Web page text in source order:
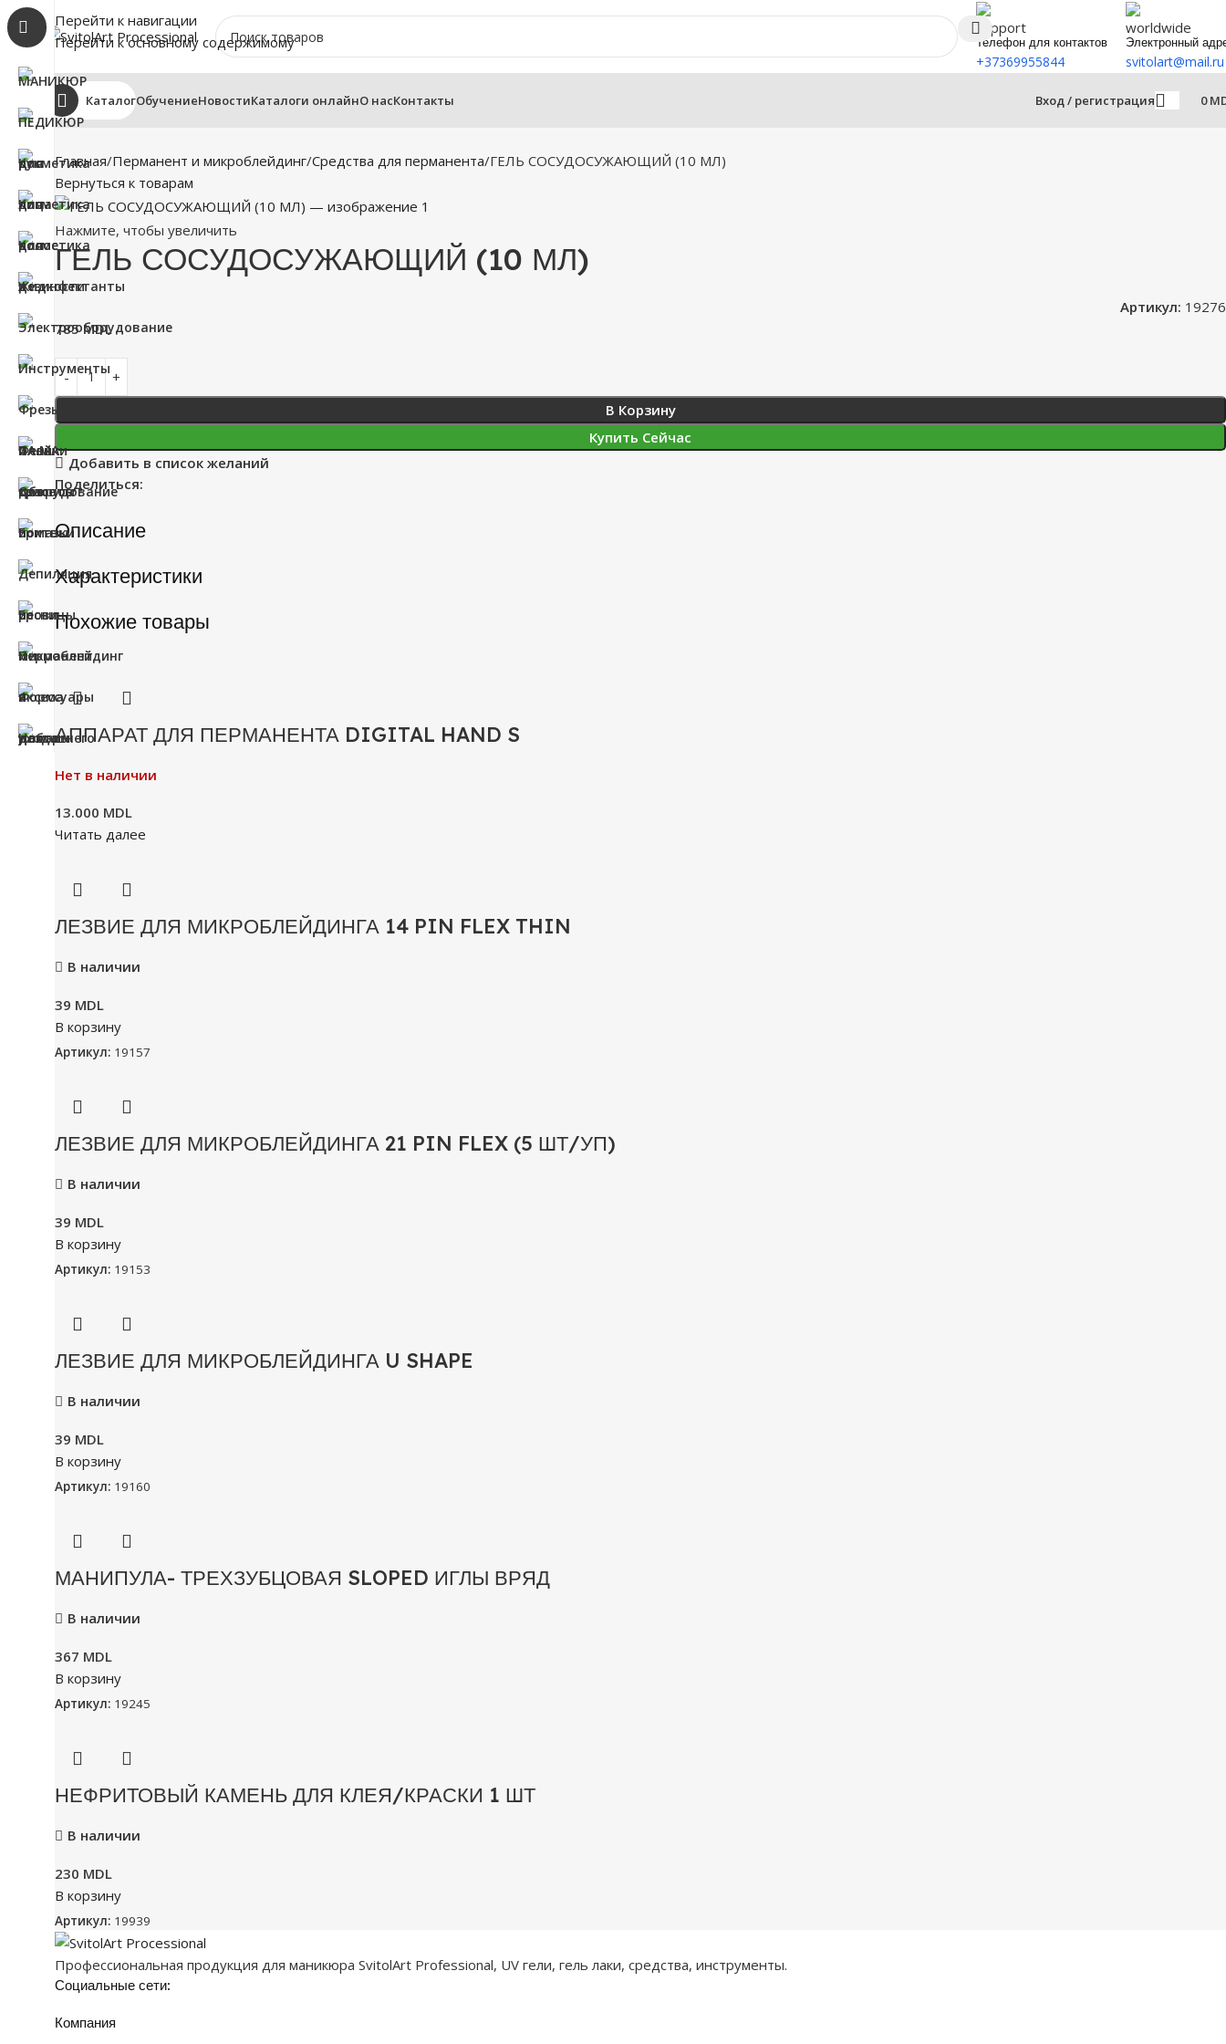
Перейти к навигации
Перейти к основному содержимому
Телефон для контактов
+37369955844
Электронный
svitolart@mail.ru
КаталогОбучениеНовостиКаталоги онлайнО насКонтакты Вход / регистрация 0
Главная Перманент и микроблейдинг Средства для перманента ГЕЛЬ СОСУДОСУЖАЮЩИЙ (10 МЛ)
Вернуться к товарам
Нажмите, чтобы увеличить
ГЕЛЬ СОСУДОСУЖАЮЩИЙ (10 МЛ)
Артикул: 19276
785MDL
В Корзину
Купить Сейчас
Добавить в список желаний
Поделиться:
Описание
Характеристики
Похожие товары
АППАРАТ ДЛЯ ПЕРМАНЕНТА DIGITAL HAND S
Нет в наличии
13.000 MDL
Читать далее
ЛЕЗВИЕ ДЛЯ МИКРОБЛЕЙДИНГА 14 PIN FLEX THIN
В наличии
39 MDL
В корзину
Артикул: 19157
ЛЕЗВИЕ ДЛЯ МИКРОБЛЕЙДИНГА 21 PIN FLEX (5 ШТ/УП)
В наличии
39 MDL
В корзину
Артикул: 19153
ЛЕЗВИЕ ДЛЯ МИКРОБЛЕЙДИНГА U SHAPE
В наличии
39 MDL
В корзину
Артикул: 19160
МАНИПУЛА- ТРЕХЗУБЦОВАЯ SLOPED ИГЛЫ ВРЯД
В наличии
367 MDL
В корзину
Артикул: 19245
НЕФРИТОВЫЙ КАМЕНЬ ДЛЯ КЛЕЯ/КРАСКИ 1 ШТ
В наличии
230 MDL
В корзину
Артикул: 19939
Профессиональная продукция для маникюра SvitolArt Professional, UV гели, гель лаки, средства, инструменты.
Социальные сети:
Компания